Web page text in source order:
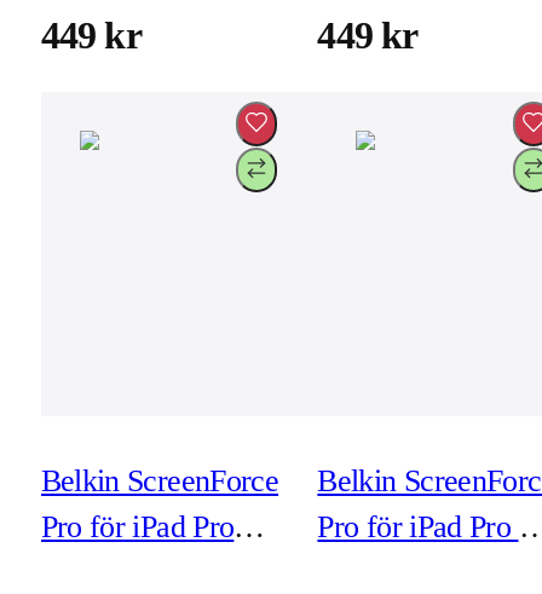
Pro) (inkl
449 kr
montering)
449 kr
Belkin ScreenForce
Pro för iPad Pro
Belkin
Pro för iPad Pro